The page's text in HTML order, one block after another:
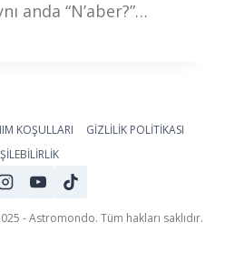
anda “N’aber?”…
KOŞULLARI
GİZLİLİK POLİTİKASI
- Astromondo. Tüm hakları saklıdır.